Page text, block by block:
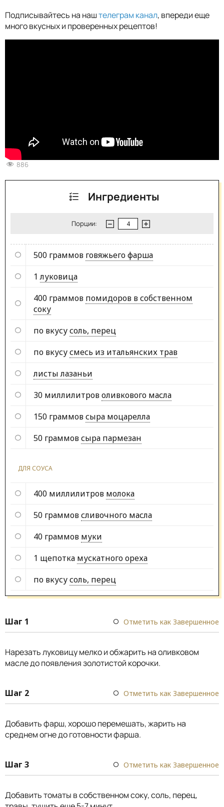
Подписывайтесь на наштелеграм канал, впереди еще
много вкусных и проверенных рецептов!
886
Ингредиенты
Порции:
500 граммов говяжьего фарша
1 луковица
400 граммов помидоров в собственном
соку
по вкусусоль, перец
по вкусусмесь из итальянских трав
листы лазаньи
30 миллилитроволивкового масла
150 граммовсыра моцарелла
50 граммовсыра пармезан
ДЛЯ СОУСА
400 миллилитров молока
50 граммовсливочного масла
40 граммов муки
1 щепотка мускатного ореха
по вкусусоль, перец
Шаг 1 Отметить как Завершенное
Нарезать луковицу мелко и обжарить на оливковом
масле до появления золотистой корочки.
Шаг 2 Отметить как Завершенное
Добавить фарш, хорошо перемешать, жарить на
среднем огне до готовности фарша.
Шаг 3 Отметить как Завершенное
Добавить томаты в собственном соку, соль, перец,